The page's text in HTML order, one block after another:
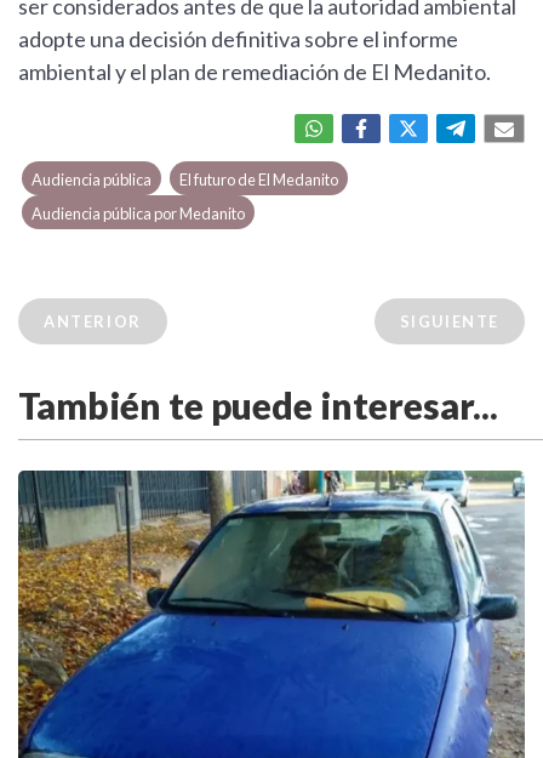
ser considerados antes de que la autoridad ambiental
adopte una decisión definitiva sobre el informe
ambiental y el plan de remediación de El Medanito.
Audiencia pública
El futuro de El Medanito
Audiencia pública por Medanito
ANTERIOR SIGUIENTE
También te puede interesar...